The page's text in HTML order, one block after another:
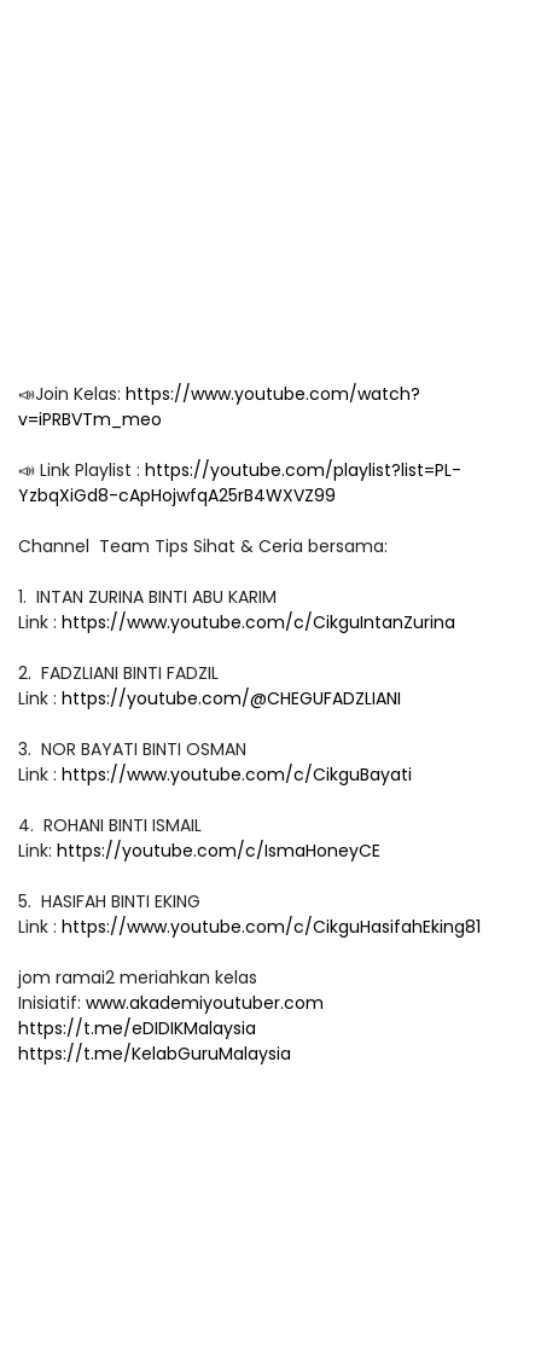
📣Join Kelas: https://www.youtube.com/watch?
v=iPRBVTm_meo
📣 Link Playlist : https://youtube.com/playlist?list=PL-
YzbqXiGd8-cApHojwfqA25rB4WXVZ99
Channel Team Tips Sihat & Ceria bersama:
1. INTAN ZURINA BINTI ABU KARIM
Link : https://www.youtube.com/c/CikguIntanZurina
2. FADZLIANI BINTI FADZIL
Link : https://youtube.com/@CHEGUFADZLIANI
3. NOR BAYATI BINTI OSMAN
Link : https://www.youtube.com/c/CikguBayati
4. ROHANI BINTI ISMAIL
Link: https://youtube.com/c/IsmaHoneyCE
5. HASIFAH BINTI EKING
Link : https://www.youtube.com/c/CikguHasifahEking81
jom ramai2 meriahkan kelas
Inisiatif: www.akademiyoutuber.com
https://t.me/eDIDIKMalaysia
https://t.me/KelabGuruMalaysia